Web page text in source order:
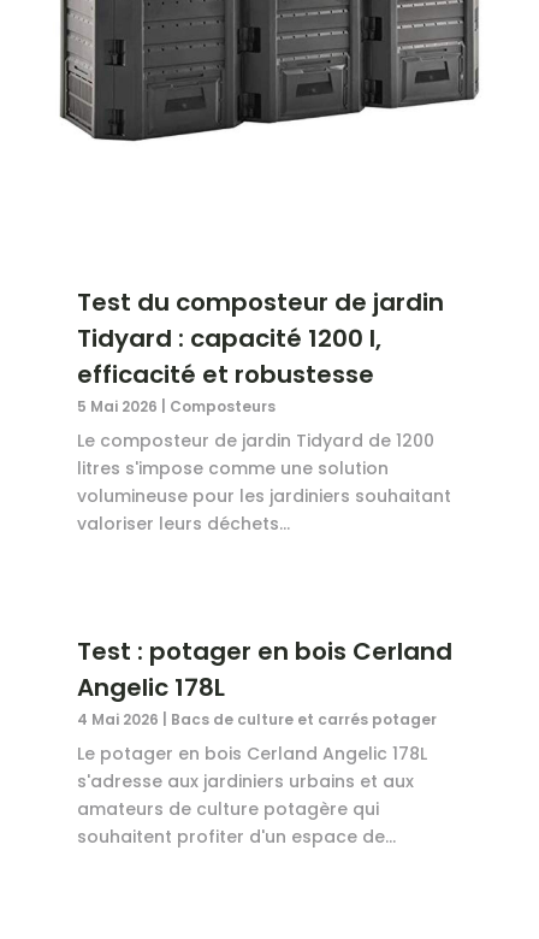
Test du composteur de jardin
Tidyard : capacité 1200 l,
efficacité et robustesse
5 Mai 2026 Composteurs
Le composteur de jardin Tidyard de 1200
litres s'impose comme une solution
volumineuse pour les jardiniers souhaitant
valoriser leurs déchets...
Test : potager en bois Cerland
Angelic 178L
4 Mai 2026 Bacs de culture et carrés potager
Le potager en bois Cerland Angelic 178L
s'adresse aux jardiniers urbains et aux
amateurs de culture potagère qui
souhaitent profiter d'un espace de...